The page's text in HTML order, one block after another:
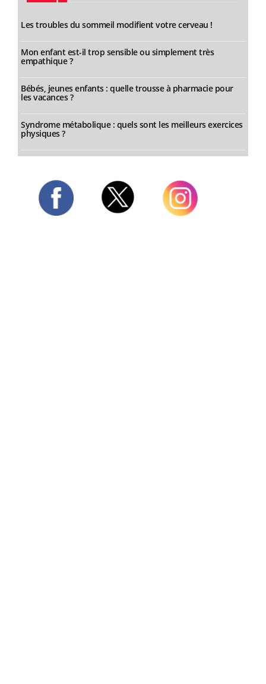
Les troubles du sommeil modifient votre cerveau !
Mon enfant est-il trop sensible ou simplement très
empathique ?
Bébés, jeunes enfants : quelle trousse à pharmacie pour
les vacances ?
Syndrome métabolique : quels sont les meilleurs exercices
physiques ?